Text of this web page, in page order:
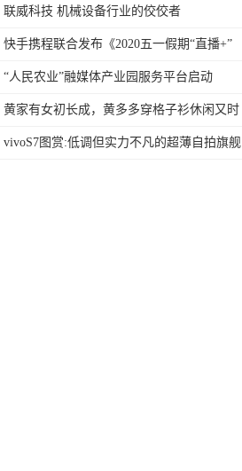
筹上一天筹集超13万善款
联威科技 机械设备行业的佼佼者
快手携程联合发布《2020五一假期“直播+”
旅游报告》：“后浪”选择旅游更有个性，直
播助力旅游业复苏
“人民农业”融媒体产业园服务平台启动
黄家有女初长成，黄多多穿格子衫休闲又时
髦，6岁妹妹颜值抢镜
vivoS7图赏:低调但实力不凡的超薄自拍旗舰